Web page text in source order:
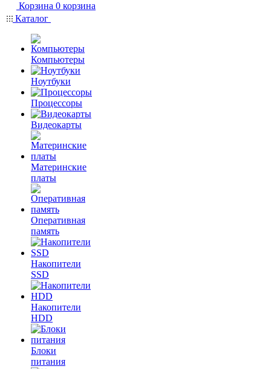
Корзина 0 корзина
Каталог
Компьютеры
Ноутбуки
Процессоры
Видеокарты
Материнские
платы
Оперативная
память
Накопители
SSD
Накопители
HDD
Блоки
питания